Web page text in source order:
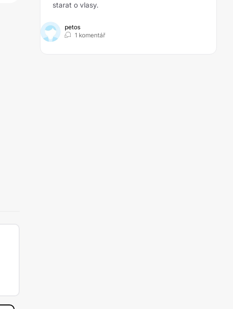
starat o vlasy.
petos
1 komentář